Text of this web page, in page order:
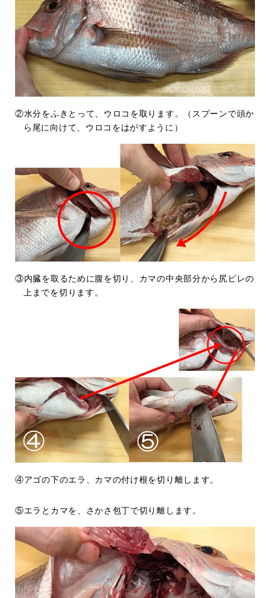
②水分をふきとって、ウロコを取ります。（スプーンで頭か
ら尾に向けて、ウロコをはがすように）
③内臓を取るために腹を切り、カマの中央部分から尻ビレの
上までを切ります。
④アゴの下のエラ、カマの付け根を切り離します。
⑤エラとカマを、さかさ包丁で切り離します。